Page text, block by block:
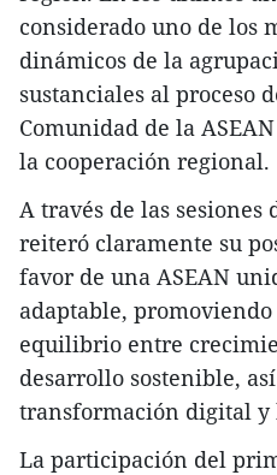
considerado uno de los
dinámicos de la
sustanciales al proceso
Comunidad de la
la cooperación regional.
A través de las sesiones
reiteró claramente su
favor de una ASEAN
adaptable,
equilibrio entre
desarrollo sostenible,
transformación digital y
La participación del